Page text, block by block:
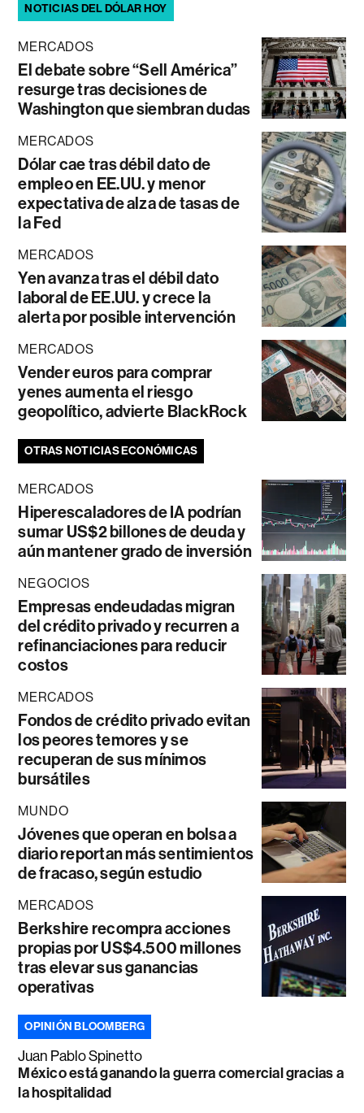
NOTICIAS DEL DÓLAR HOY
MERCADOS
El debate sobre “Sell América”
resurge tras decisiones de
Washington que siembran dudas
MERCADOS
Dólar cae tras débil dato de
empleo en EE.UU. y menor
expectativa de alza de tasas de
la Fed
MERCADOS
Yen avanza tras el débil dato
laboral de EE.UU. y crece la
alerta por posible intervención
MERCADOS
Vender euros para comprar
yenes aumenta el riesgo
geopolítico, advierte BlackRock
OTRAS NOTICIAS ECONÓMICAS
MERCADOS
Hiperescaladores de IA podrían
sumar US$2 billones de deuda y
aún mantener grado de inversión
NEGOCIOS
Empresas endeudadas migran
del crédito privado y recurren a
refinanciaciones para reducir
costos
MERCADOS
Fondos de crédito privado evitan
los peores temores y se
recuperan de sus mínimos
bursátiles
MUNDO
Jóvenes que operan en bolsa a
diario reportan más sentimientos
de fracaso, según estudio
MERCADOS
Berkshire recompra acciones
propias por US$4.500 millones
tras elevar sus ganancias
operativas
OPINIÓN BLOOMBERG
Juan Pablo Spinetto
México está ganando la guerra comercial gracias a
la hospitalidad